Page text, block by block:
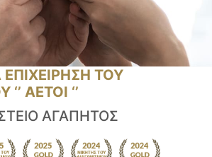
ΕΠΙΧΕΙΡΗΣΗ ΤΟΥ
ΑΕΤΟΙ ‘’
ΑΓΑΠΗΤΟΣ